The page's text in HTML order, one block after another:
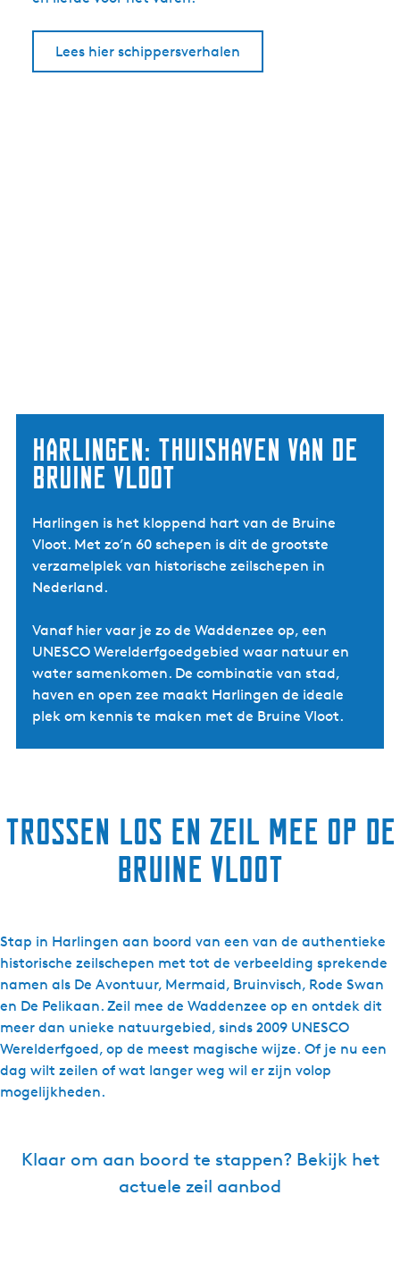
Lees hier schippersverhalen
Harlingen: thuishaven van de
Bruine Vloot
Harlingen is het kloppend hart van de Bruine
Vloot. Met zo’n 60 schepen is dit de grootste
verzamelplek van historische zeilschepen in
Nederland.
Vanaf hier vaar je zo de Waddenzee op, een
UNESCO Werelderfgoedgebied waar natuur en
water samenkomen. De combinatie van stad,
haven en open zee maakt Harlingen de ideale
plek om kennis te maken met de Bruine Vloot.
Trossen los en zeil mee op de
Bruine Vloot
Stap in Harlingen aan boord van een van de authentieke
historische zeilschepen met tot de verbeelding sprekende
namen als De Avontuur, Mermaid, Bruinvisch, Rode Swan
en De Pelikaan. Zeil mee de Waddenzee op en ontdek dit
meer dan unieke natuurgebied, sinds 2009 UNESCO
Werelderfgoed, op de meest magische wijze. Of je nu een
dag wilt zeilen of wat langer weg wil er zijn volop
mogelijkheden.
Klaar om aan boord te stappen? Bekijk het
actuele zeil aanbod